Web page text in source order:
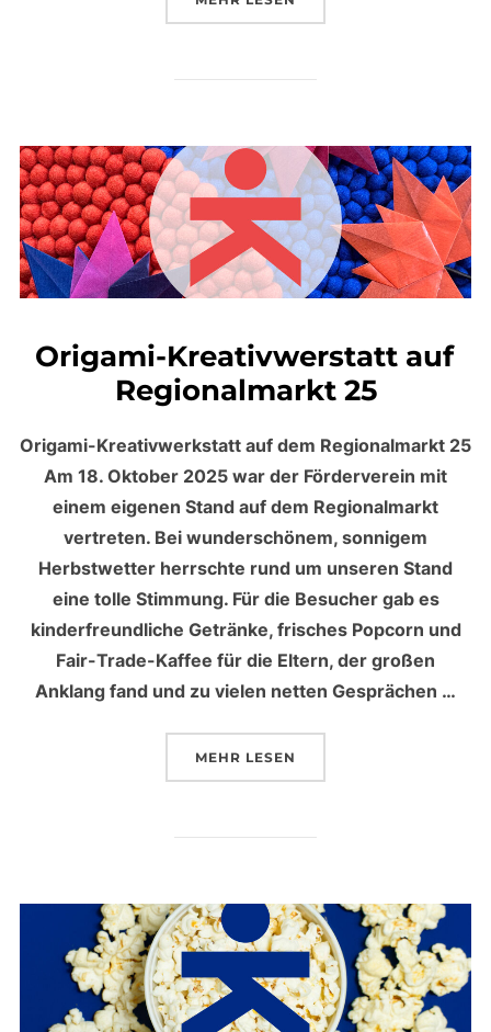
Origami-Kreativwerstatt auf
Regionalmarkt 25
Origami-Kreativwerkstatt auf dem Regionalmarkt 25
Am 18. Oktober 2025 war der Förderverein mit
einem eigenen Stand auf dem Regionalmarkt
vertreten. Bei wunderschönem, sonnigem
Herbstwetter herrschte rund um unseren Stand
eine tolle Stimmung. Für die Besucher gab es
kinderfreundliche Getränke, frisches Popcorn und
Fair-Trade-Kaffee für die Eltern, der großen
Anklang fand und zu vielen netten Gesprächen …
MEHR ÜBER „ORIGAMI-
LESEN